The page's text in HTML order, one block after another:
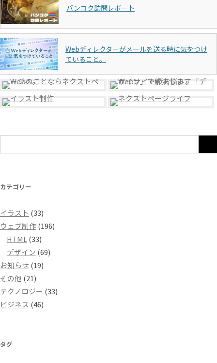
バンコク訪問レポート
Webディレクターがメールを送る時に気をつけ
ていること。
索:
カテゴリー
イラスト (33)
ウェブ制作(196)
HTML (33)
デザイン (69)
お知らせ (19)
その他 (21)
テクノロジー (33)
ビジネス (46)
タグ